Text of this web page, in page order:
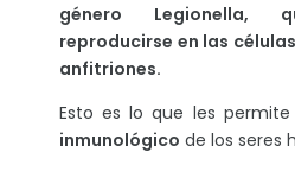
género Legionella,
reproducirse en las
anfitriones.
Esto es lo que les permite
inmunológico de los seres